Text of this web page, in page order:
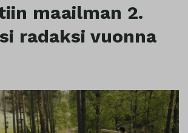
maailman 2.
radaksi vuonna